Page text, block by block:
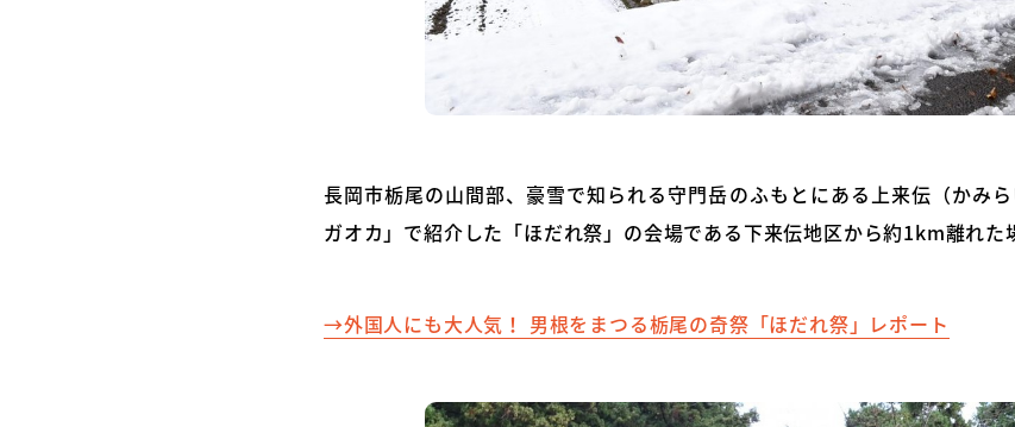
長岡市栃尾の山間部、豪雪で知られる守門岳のふもとにある上来伝（かみ
ガオカ」で紹介した「ほだれ祭」の会場である下来伝地区から約1km離れた
→外国人にも大人気！ 男根をまつる栃尾の奇祭「ほだれ祭」レポート